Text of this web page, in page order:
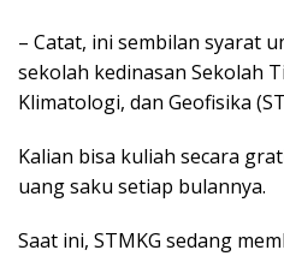
– Catat, ini sembilan syarat
sekolah kedinasan Sekolah
Klimatologi, dan Geofisika
Kalian bisa kuliah secara
uang saku setiap bulannya.
Saat ini, STMKG sedang